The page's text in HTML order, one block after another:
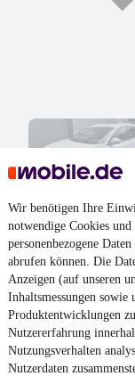
Wir benötigen Ihre
notwendige Cookies
personenbezogene
abrufen können. Die
Anzeigen (auf unseren
Inhaltsmessungen
Produktentwicklungen
Nutzererfahrung
Nutzungsverhalten
Nutzerdaten
EZ 02/2023•
¹MwSt. ausweisbar